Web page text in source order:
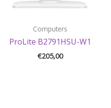
Computers
ProLite B2791HSU-W1
€205,00